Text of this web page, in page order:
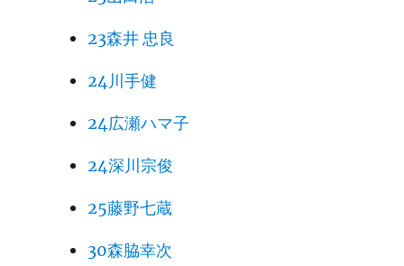
23森井 忠良
24川手健
24広瀬ハマ子
24深川宗俊
25藤野七蔵
30森脇幸次